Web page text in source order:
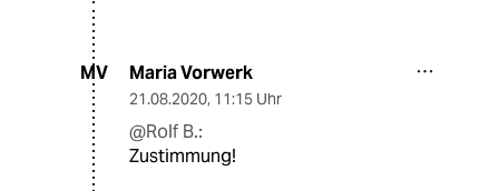
MV Maria Vorwerk
21.08.2020, 11:15 Uhr
@Rolf B.:
Zustimmung!